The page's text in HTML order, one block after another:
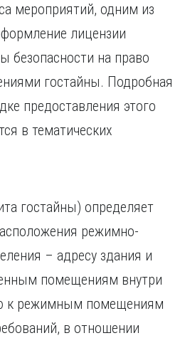
мероприятий, одним из
лицензии
безопасности на право
гостайны. Подробная
предоставления этого
в тематических
гостайны) определяет
режимно-
– адресу здания и
помещениям внутри
к режимным помещениям
в отношении